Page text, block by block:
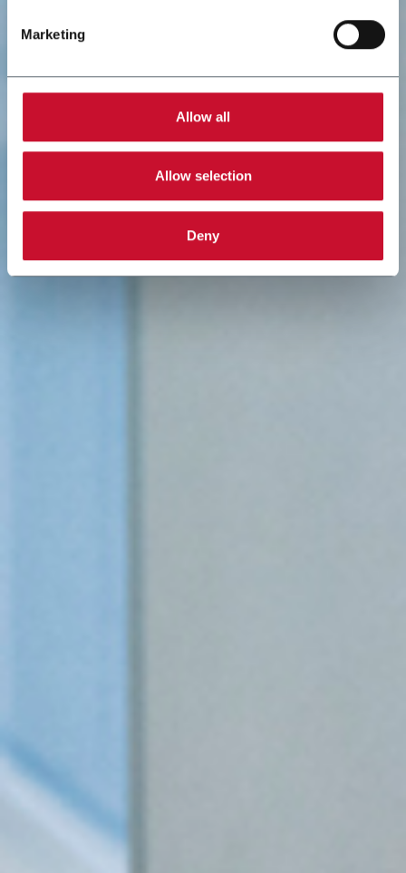
Marketing
Allow all
Allow selection
Deny